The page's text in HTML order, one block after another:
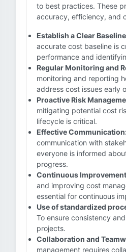
to best practices. These
accuracy, efficiency, and
Establish a Clear
accurate cost baseline is
performance and
Regular Monitoring and
monitoring and reporting
address cost issues early
Proactive Risk
mitigating potential cost
lifecycle is critical.
Effective
communication with
everyone is informed
progress.
Continuous
and improving cost
essential for continuous
Use of standardized
To ensure consistency
projects.
Collaboration and
management requires